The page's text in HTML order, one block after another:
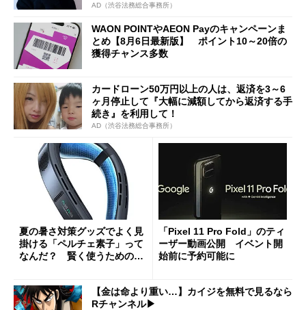
AD（渋谷法務総合事務所）
WAON POINTやAEON Payのキャンペーンま
とめ【8月6日最新版】 ポイント10～20倍の
獲得チャンス多数
カードローン50万円以上の人は、返済を3～6
ヶ月停止して『大幅に減額してから返済する手
続き』を利用して！
AD（渋谷法務総合事務所）
夏の暑さ対策グッズでよく見
掛ける「ペルチェ素子」って
なんだ？ 賢く使うための注
「Pixel 11 Pro Fold」のティ
ーザー動画公開 イベント開
始前に予約可能に
【金は命より重い…】カイジを無料で見るなら
Rチャンネル▶︎